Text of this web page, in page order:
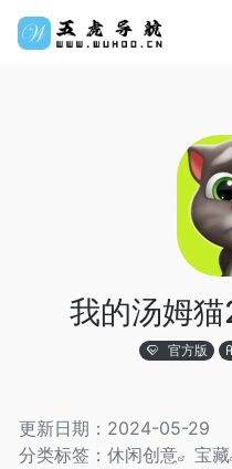
我的汤姆
官方版
更新日期：2024-05-29
分类标签： 休闲创意 宝藏